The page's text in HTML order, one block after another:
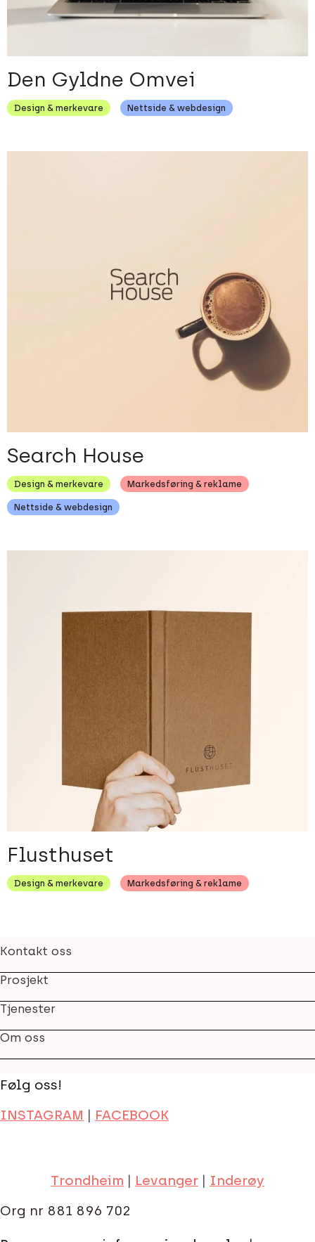
Den Gyldne Omvei
Design & merkevare Nettside & webdesign
Search House
Design & merkevare Markedsføring & reklame
Nettside & webdesign
Flusthuset
Design & merkevare Markedsføring & reklame
Kontakt oss
Prosjekt
Tjenester
Om oss
Trondheim | Levanger | Inderøy
Org nr 881 896 702
Følg oss!
INSTAGRAM | FACEBOOK